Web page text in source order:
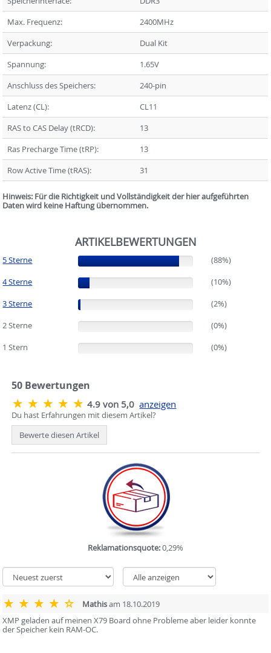
Max. Frequenz:
2400MHz
Verpackung:
Dual Kit
Spannung:
1.65V
Anschluss des Speichers:
240-pin
Latenz (CL):
CL11
RAS to CAS Delay (tRCD):
13
Ras Precharge Time (tRP):
13
Row Active Time (tRAS):
31
Hinweis: Für die Richtigkeit und Vollständigkeit der hier aufgeführten
Daten wird keine Haftung übernommen.
ARTIKELBEWERTUNGEN
5 Sterne (88%)
(88%)
4 Sterne
(10%)
(10%)
3 Sterne
(2%)
(2%)
2 Sterne
(0%)
1 Stern
(0%)
50 Bewertungen
4.9 von 5,0 anzeigen
Du hast Erfahrungen mit diesem Artikel?
Bewerte diesen Artikel
Reklamationsquote:0,29%
Mathisam 18.10.2019
XMP geladen auf meinen X79 Board ohne Probleme aber leider konnte
der Speicher kein RAM-OC.